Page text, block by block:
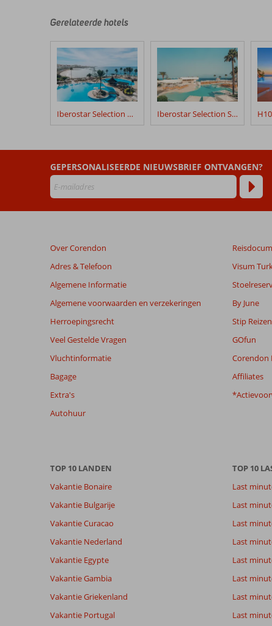
hun
in
Hard
Rock
Hotel
Tenerife
Beoordelingen
ouder
zijn
dan
48
maanden
worden
weergegeven
om
relevantie
van
getoonde
beoordelingen
garanderen.
Gebaseerd op:
168,2
Zeer goed
Eten
Wifi
Ervaringen
van onze
klanten
Taal
10 OverAlgemene indruk
Gerelateerde hotels
Iberostar Selection Anthelia Iberostar Selection Sábila
GEPERSONALISEERDE NIEUWSBRIEF ONTVANGEN?
Over Corendon
Adres & Telefoon
Algemene Informatie
Algemene voorwaarden en verzekeringen
Herroepingsrecht
Veel Gestelde Vragen
Vluchtinformatie
Bagage
Extra's
Autohuur
Visum
By June
Stip Reizen
GOfun
Corendon
Affiliates
TOP 10 LANDEN
Vakantie Bonaire
Vakantie Bulgarije
Vakantie Curacao
Vakantie Nederland
Vakantie Egypte
Vakantie Gambia
Vakantie Griekenland
Vakantie Portugal
TOP 10
Last
Last
Last
Last
Last
Last
Last
Last